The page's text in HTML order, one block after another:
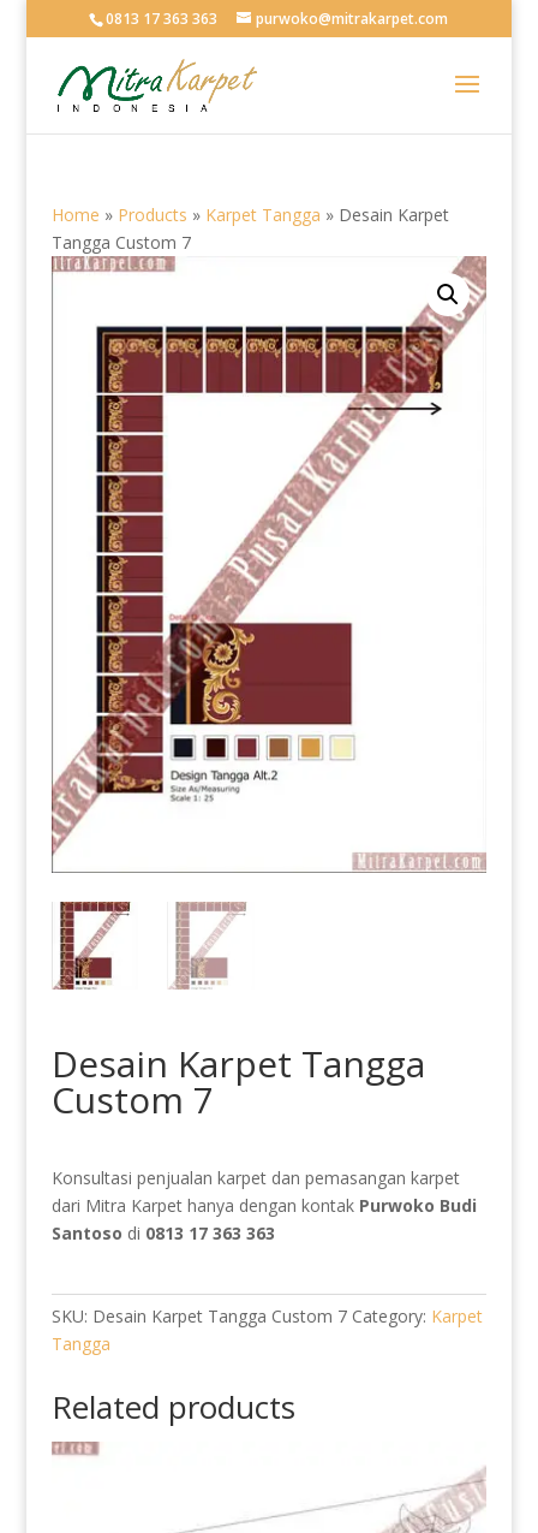
0813 17 363 363 purwoko@mitrakarpet.com
Home » Products » Karpet Tangga » Desain Karpet
Tangga Custom 7
Desain Karpet Tangga
Custom 7
Konsultasi penjualan karpet dan pemasangan karpet
dari Mitra Karpet hanya dengan kontak Purwoko Budi
Santoso di 0813 17 363 363
SKU: Desain Karpet Tangga Custom 7 Category: Karpet
Tangga
Related products